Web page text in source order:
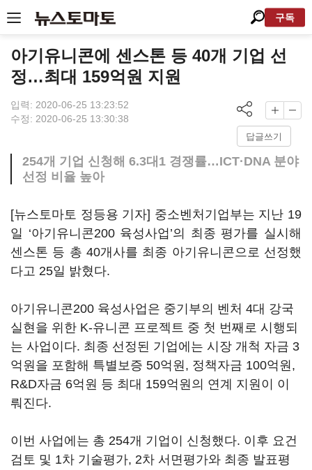
구독
아기유니콘에 센스톤 등 40개 기업 선
정…최대 159억원 지원
입력: 2020-06-25 13:23:52
수정: 2020-06-25 13:30:38
답글쓰기
254개 기업 신청해 6.3대1 경쟁률…ICT·DNA 분야
선정 비율 높아
[뉴스토마토 정등용 기자] 중소벤처기업부는 지난 19
일 ‘아기유니콘200 육성사업’의 최종 평가를 실시해
센스톤 등 총 40개사를 최종 아기유니콘으로 선정했
다고 25일 밝혔다.
아기유니콘200 육성사업은 중기부의 벤처 4대 강국
실현을 위한 K-유니콘 프로젝트 중 첫 번째로 시행되
는 사업이다. 최종 선정된 기업에는 시장 개척 자금 3
억원을 포함해 특별보증 50억원, 정책자금 100억원,
R&D자금 6억원 등 최대 159억원의 연계 지원이 이
뤄진다.
이번 사업에는 총 254개 기업이 신청했다. 이후 요건
검토 및 1차 기술평가, 2차 서면평가와 최종 발표평